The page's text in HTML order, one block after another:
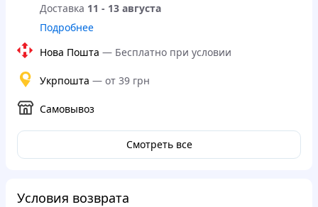
Доставка 11 - 13 августа
Подробнее
Нова Пошта — Бесплатно при условии
Укрпошта — от 39 грн
Самовывоз
Смотреть все
Условия возврата